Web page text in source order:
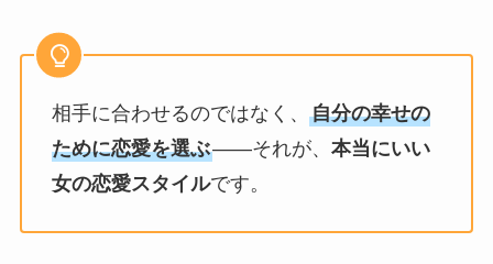
相手に合わせるのではなく、 自分の幸せの
ために恋愛を選ぶ――それが、 本当にいい
女の恋愛スタイルです。